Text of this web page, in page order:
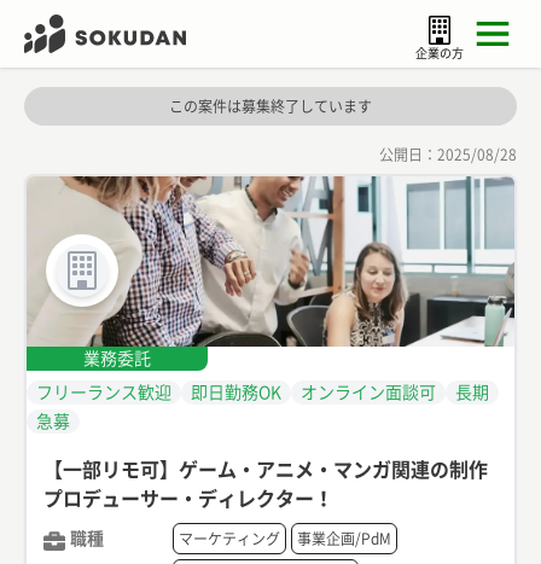
企業の方
この案件は募集終了しています
公開日： 2025/08/28
業務委託
フリーランス歓迎
即日勤務OK オンライン面談可
長期
急募
【一部リモ可】ゲーム・アニメ・マンガ関連の制作
プロデューサー・ディレクター！
職種 マーケティング 事業企画/PdM